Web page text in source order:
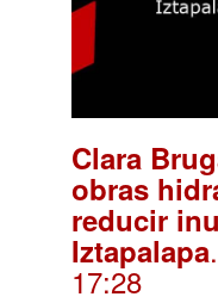
Clara
obras
reducir
Iztapalapa
17:28